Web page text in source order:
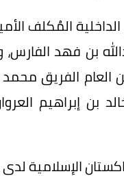
المُكلف
بن فهد
العام الفريق
بن إبراهيم
الإسلامية